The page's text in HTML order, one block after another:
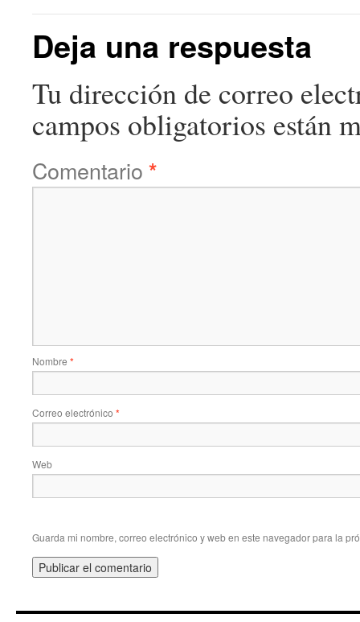
Deja una respuesta
Tu dirección de correo
campos obligatorios están
Comentario *
Nombre *
Correo electrónico *
Web
Guarda mi nombre, correo electrónico y web en este navegador para la